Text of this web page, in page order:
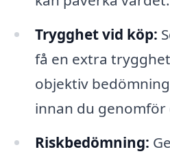
Trygghet vid köp:
få en extra
objektiv
innan du genomför
Riskbedömning: